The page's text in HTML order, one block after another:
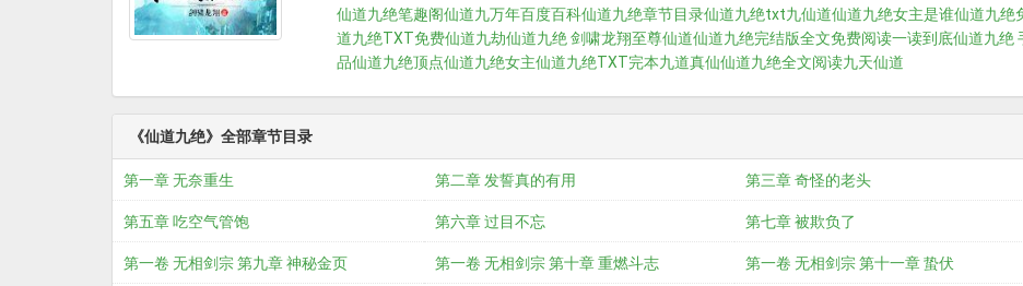
仙道九绝笔趣阁仙道九万年百度百科仙道九绝章节目录仙道九绝txt九仙道仙道九绝女主是谁仙道九绝
道九绝TXT免费仙道九劫仙道九绝 剑啸龙翔至尊仙道仙道九绝完结版全文免费阅读一读到底仙道九绝
品仙道九绝顶点仙道九绝女主仙道九绝TXT完本九道真仙仙道九绝全文阅读九天仙道
《仙道九绝》全部章节目录
第一章 无奈重生 第二章 发誓真的有用 第三章 奇怪的老头
第五章 吃空气管饱 第六章 过目不忘 第七章 被欺负了
第一卷 无相剑宗 第九章 神秘金页 第一卷 无相剑宗 第十章 重燃斗志 第一卷 无相剑宗 第十一章 蛰伏